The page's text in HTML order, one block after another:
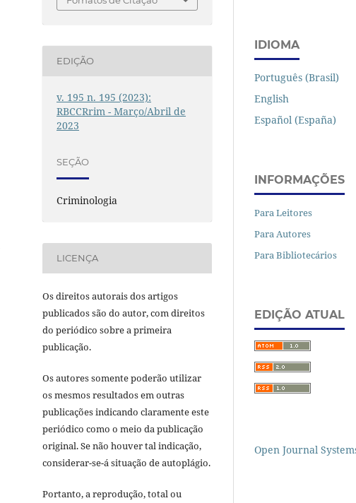
EDIÇÃO
v. 195 n. 195 (2023):
RBCCRrim - Março/Abril de
2023
SEÇÃO
Criminologia
LICENÇA
Os direitos autorais dos artigos
publicados são do autor, com direitos
do periódico sobre a primeira
publicação.
Os autores somente poderão utilizar
os mesmos resultados em outras
publicações indicando claramente este
periódico como o meio da publicação
original. Se não houver tal indicação,
considerar-se-á situação de autoplágio.
Portanto, a reprodução, total ou
IDIOMA
Português (Brasil)
English
Español (España)
INFORMAÇÕES
Para Leitores
Para Autores
Para Bibliotecários
EDIÇÃO ATUAL
Open Journal